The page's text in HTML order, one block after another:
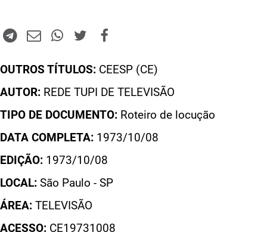
OUTROS TÍTULOS: CEESP (CE)
AUTOR: REDE TUPI DE TELEVISÃO
TIPO DE DOCUMENTO: Roteiro de locução
DATA COMPLETA: 1973/10/08
EDIÇÃO: 1973/10/08
LOCAL: São Paulo - SP
ÁREA: TELEVISÃO
ACESSO: CE19731008